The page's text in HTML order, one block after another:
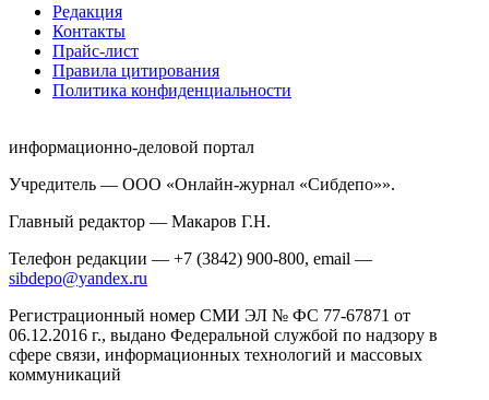
Редакция
Контакты
Прайс-лист
Правила цитирования
Политика конфиденциальности
информационно-деловой портал
Учредитель — ООО «Онлайн-журнал «Сибдепо»».
Главный редактор — Макаров Г.Н.
Телефон редакции — +7 (3842) 900-800, email —
sibdepo@yandex.ru
Регистрационный номер СМИ ЭЛ № ФС 77-67871 от
06.12.2016 г., выдано Федеральной службой по надзору в
сфере связи, информационных технологий и массовых
коммуникаций